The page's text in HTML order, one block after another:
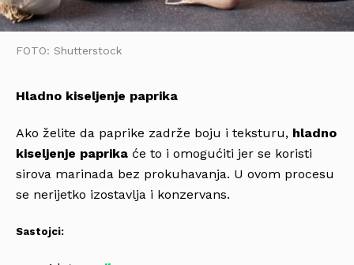
FOTO: Shutterstock
Hladno kiseljenje paprika
Ako želite da paprike zadrže boju i teksturu, hladno
kiseljenje paprika će to i omogućiti jer se koristi
sirova marinada bez prokuhavanja. U ovom procesu
se nerijetko izostavlja i konzervans.
Sastojci: